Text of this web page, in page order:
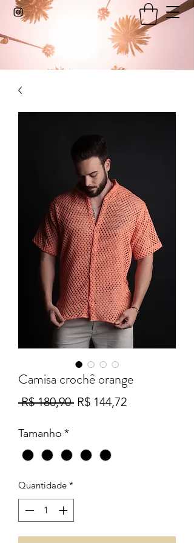
Camisa crochê orange
R$ 180,90 Preço
R$ 144,72Preço
Tamanho *
Quantidade *